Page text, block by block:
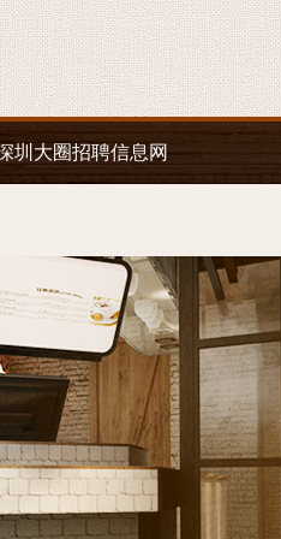
圳大圈招聘信息网